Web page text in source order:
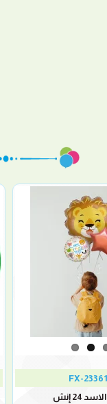
FX-
24 إنش